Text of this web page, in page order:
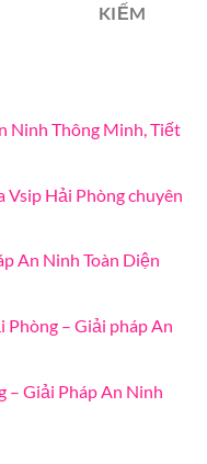
KIẾM
Ninh Thông Minh, Tiết
Vsip Hải Phòng chuyên
An Ninh Toàn Diện
Phòng – Giải pháp An
– Giải Pháp An Ninh